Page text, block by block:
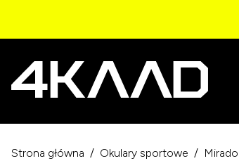
Strona główna Okulary sportowe